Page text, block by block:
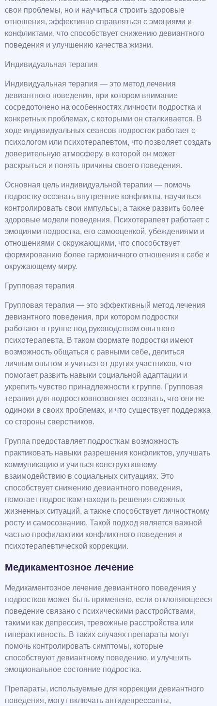
свои проблемы, но и научиться строить здоровые
отношения, эффективно справляться с эмоциями и
конфликтами, что способствует снижению девиантного
поведения и улучшению качества жизни.
Индивидуальная терапия
Индивидуальная терапия — это метод лечения
девиантного поведения, при котором внимание
сосредоточено на особенностях личности подростка и
конкретных проблемах, с которыми он сталкивается. В
ходе индивидуальных сеансов подросток работает с
психологом или психотерапевтом, что позволяет создать
доверительную атмосферу, в которой он может
раскрыться и понять причины своего поведения.
Основная цель индивидуальной терапии — помочь
подростку осознать внутренние конфликты, научиться
контролировать свои импульсы, а также развить более
здоровые модели поведения. Психотерапевт работает с
эмоциями подростка, его самооценкой, убеждениями и
отношениями с окружающими, что способствует
формированию более гармоничного отношения к себе и
окружающему миру.
Групповая терапия
Групповая терапия — это эффективный метод лечения
девиантного поведения, при котором подростки
работают в группе под руководством опытного
психотерапевта. В таком формате подростки имеют
возможность общаться с равными себе, делиться
личным опытом и учиться от других участников, что
помогает развить навыки социальной адаптации и
укрепить чувство принадлежности к группе. Групповая
терапия для подростковпозволяет осознать, что они не
одиноки в своих проблемах, и что существует поддержка
со стороны сверстников.
Группа предоставляет подросткам возможность
практиковать навыки разрешения конфликтов, улучшать
коммуникацию и учиться конструктивному
взаимодействию в социальных ситуациях. Это
способствует снижению девиантного поведения,
помогает подросткам находить решения сложных
жизненных ситуаций, а также способствует личностному
росту и самосознанию. Такой подход является важной
частью профилактики конфликтного поведения и
психотерапевтической коррекции.
Медикаментозное лечение
Медикаментозное лечение девиантного поведения у
подростков может быть применено, если отклоняющееся
поведение связано с психическими расстройствами,
такими как депрессия, тревожные расстройства или
гиперактивность. В таких случаях препараты могут
помочь контролировать симптомы, которые
способствуют девиантному поведению, и улучшить
эмоциональное состояние подростка.
Препараты, используемые для коррекции девиантного
поведения, могут включать антидепрессанты,